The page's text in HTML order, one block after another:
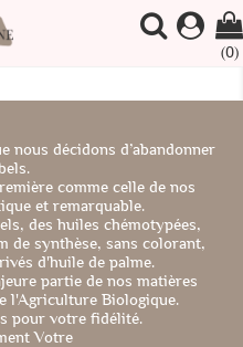
(0)
nous décidons d’abandonner
comme celle de nos
et remarquable.
des huiles chémotypées,
de synthèse, sans colorant,
d'huile de palme.
partie de nos matières
l'Agriculture Biologique.
pour votre fidélité.
Votre